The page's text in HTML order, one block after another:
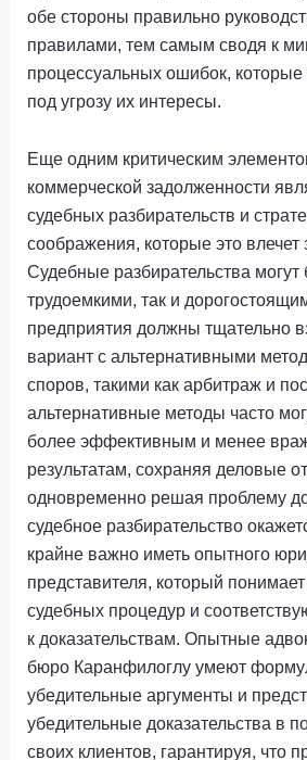
обе стороны правильно
правилами, тем самым сводя к
процессуальных ошибок, которые
под угрозу их интересы.
Еще одним критическим
коммерческой задолженности
судебных разбирательств и
соображения, которые это влечет
Судебные разбирательства могут
трудоемкими, так и
предприятия должны тщательно
вариант с альтернативными
споров, такими как арбитраж и
альтернативные методы часто
более эффективным и менее
результатам, сохраняя деловые
одновременно решая проблему
судебное разбирательство
крайне важно иметь опытного
представителя, который
судебных процедур и
к доказательствам. Опытные
бюро Каранфилоглу умеют
убедительные аргументы и
убедительные доказательства в
своих клиентов, гарантируя, что